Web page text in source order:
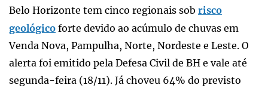
Belo Horizonte tem cinco regionais sob risco
geológico forte devido ao acúmulo de chuvas em
Venda Nova, Pampulha, Norte, Nordeste e Leste. O
alerta foi emitido pela Defesa Civil de BH e vale até
segunda-feira (18/11). Já choveu 64% do previsto